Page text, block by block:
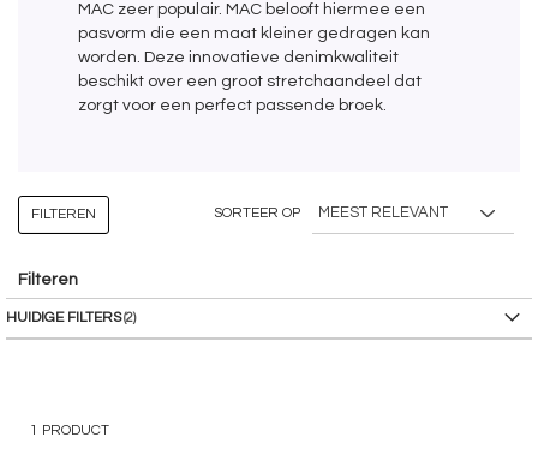
MAC zeer populair. MAC belooft hiermee een
pasvorm die een maat kleiner gedragen kan
worden. Deze innovatieve denimkwaliteit
beschikt over een groot stretchaandeel dat
zorgt voor een perfect passende broek.
1 PRODUCT
SORTEER OP
Filteren
FILTEREN
HUIDIGE FILTERS